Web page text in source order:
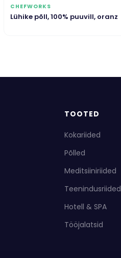
CHEFWORKS
Lühike põll, 100% puuvill, oranz
TOOTED
Kokariided
Põlled
Meditsiiniriided
Teenindusriided
Hotell & SPA
Tööjalatsid